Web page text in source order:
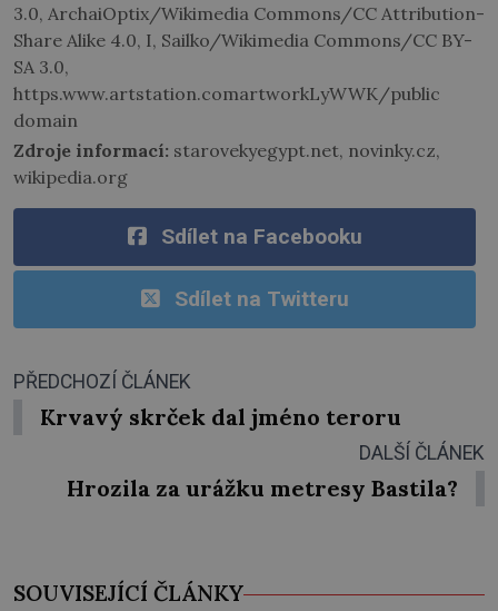
3.0, ArchaiOptix/Wikimedia Commons/CC Attribution-
Share Alike 4.0, I, Sailko/Wikimedia Commons/CC BY-
SA 3.0,
https.www.artstation.comartworkLyWWK/public
domain
Zdroje informací: starovekyegypt.net, novinky.cz,
wikipedia.org
Sdílet na Facebooku
Sdílet na Twitteru
PŘEDCHOZÍ ČLÁNEK
Krvavý skrček dal jméno teroru
DALŠÍ ČLÁNEK
Hrozila za urážku metresy Bastila?
SOUVISEJÍCÍ ČLÁNKY